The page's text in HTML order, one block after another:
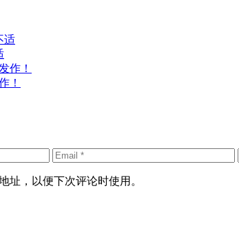
！
址，以便下次评论时使用。